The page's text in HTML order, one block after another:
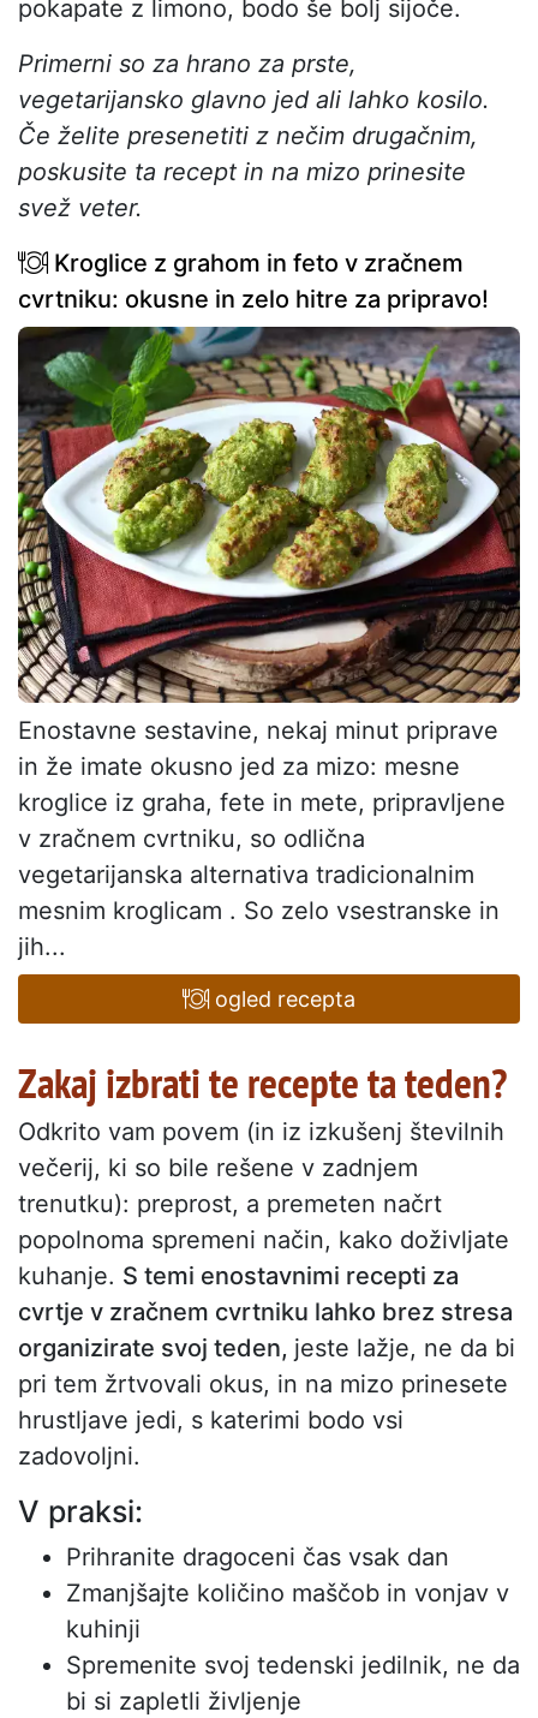
pokapate z limono, bodo še bolj sijoče.
Primerni so za hrano za prste,
vegetarijansko glavno jed ali lahko kosilo.
Če želite presenetiti z nečim drugačnim,
poskusite ta recept in na mizo prinesite
svež veter.
Kroglice z grahom in feto v zračnem
cvrtniku: okusne in zelo hitre za pripravo!
Enostavne sestavine, nekaj minut priprave
in že imate okusno jed za mizo: mesne
kroglice iz graha, fete in mete, pripravljene
v zračnem cvrtniku, so odlična
vegetarijanska alternativa tradicionalnim
mesnim kroglicam . So zelo vsestranske in
jih...
ogled recepta
Zakaj izbrati te recepte ta teden?
Odkrito vam povem (in iz izkušenj številnih
večerij, ki so bile rešene v zadnjem
trenutku): preprost, a premeten načrt
popolnoma spremeni način, kako doživljate
kuhanje. S temi enostavnimi recepti za
cvrtje v zračnem cvrtniku lahko brez stresa
organizirate svoj teden, jeste lažje, ne da bi
pri tem žrtvovali okus, in na mizo prinesete
hrustljave jedi, s katerimi bodo vsi
zadovoljni.
V praksi:
Prihranite dragoceni čas vsak dan
Zmanjšajte količino maščob in vonjav v
kuhinji
Spremenite svoj tedenski jedilnik, ne da
bi si zapletli življenje